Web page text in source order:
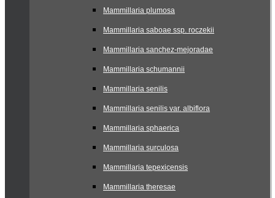
Mammillaria plumosa
Mammillaria saboae ssp. roczekii
Mammillaria sanchez-mejoradae
Mammillaria schumannii
Mammillaria senilis
Mammillaria senilis var. albiflora
Mammillaria sphaerica
Mammillaria surculosa
Mammillaria tepexicensis
Mammillaria theresae